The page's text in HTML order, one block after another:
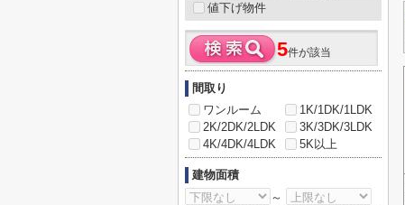
値下げ物件
5件が該当
間取り
ワンルーム
1K/1DK/1LDK
2K/2DK/2LDK
3K/3DK/3LDK
4K/4DK/4LDK
5K以上
建物面積
～